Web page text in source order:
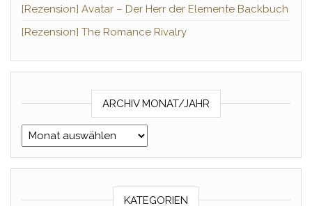
[Rezension] Avatar – Der Herr der Elemente Backbuch
[Rezension] The Romance Rivalry
ARCHIV MONAT/JAHR
Archiv Monat/Jahr
KATEGORIEN